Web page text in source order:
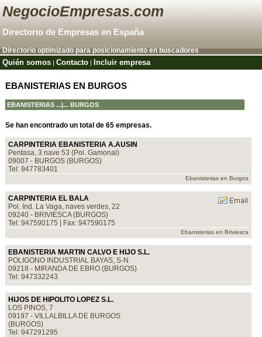
NegocioEmpresas.com
Directorio de Empresas en España
Directorio optimizado para posicionamiento en buscadores
Quién somos |Contacto Incluir empresa
EBANISTERIAS EN BURGOS
EBANISTERIAS...|... BURGOS
Se han encontrado un total de 65 empresas.
CARPINTERIA EBANISTERIA A.AUSIN
Pentasa, 3 nave 53 (Pol. Gamonal)
09007 - BURGOS (BURGOS)
Tel: 947783401
Ebanisterias en Burgos
CARPINTERIA EL BALA
Pol. Ind. La Vaga, naves verdes, 22
09240 - BRIVIESCA (BURGOS)
Tel: 947590175 | Fax: 947590175
Ebanisterias en Briviesca
EBANISTERIA MARTIN CALVO E HIJO S.L.
POLIGONO INDUSTRIAL BAYAS, S-N
09218 - MIRANDA DE EBRO (BURGOS)
Tel: 947332243
HIJOS DE HIPOLITO LOPEZ S.L.
LOS PINOS, 7
09197 - VILLALBILLA DE BURGOS
(BURGOS)
Tel: 947291295